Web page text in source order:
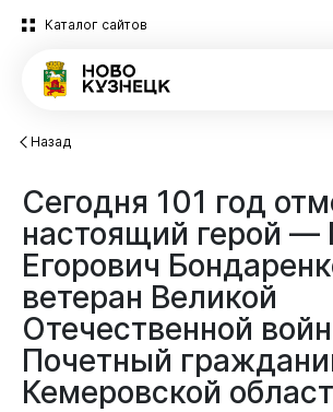
Каталог сайтов
Новости
Назад
Сегодня 101 год
настоящий герой —
Егорович
ветеран Великой
Отечественной
Почетный
Кемеровской